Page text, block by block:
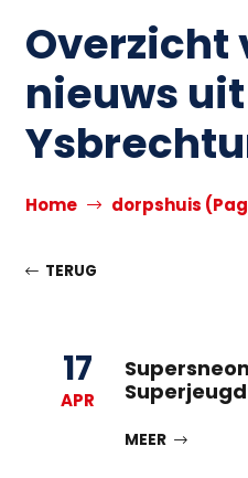
Overzicht
nieuws uit
Home dorpshuis
TERUG
17
APR
MEER